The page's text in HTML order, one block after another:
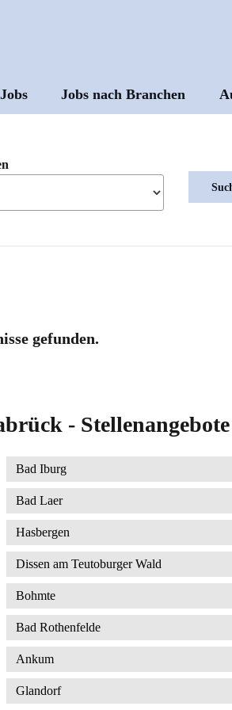
Jobs nach Branchen
gefunden.
- Stellenangebote
Bad Iburg
Bad Laer
Hasbergen
Dissen am Teutoburger Wald
Bohmte
Bad Rothenfelde
Ankum
Glandorf